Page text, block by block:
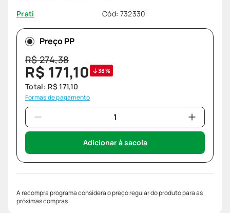
Prati
Cód: 732330
Preço PP
R$274,38
R$ 171,10 38%
Total: R$ 171,10
Formas de pagamento
Adicionar à sacola
A recompra programa considera o preço regular do produto para as
próximas compras.